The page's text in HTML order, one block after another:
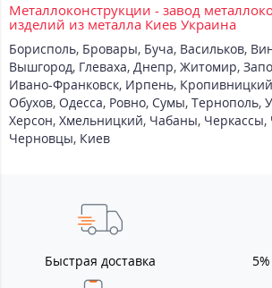
Металлоконструкции - завод
изделий из металла Киев Украина
Борисполь, Бровары, Буча, Васильков,
Вышгород, Глеваха, Днепр, Житомир,
Ивано-Франковск, Ирпень, Кропивницкий
Обухов, Одесса, Ровно, Сумы, Тернополь,
Херсон, Хмельницкий, Чабаны, Черкассы,
Черновцы, Киев
Быстрая доставка